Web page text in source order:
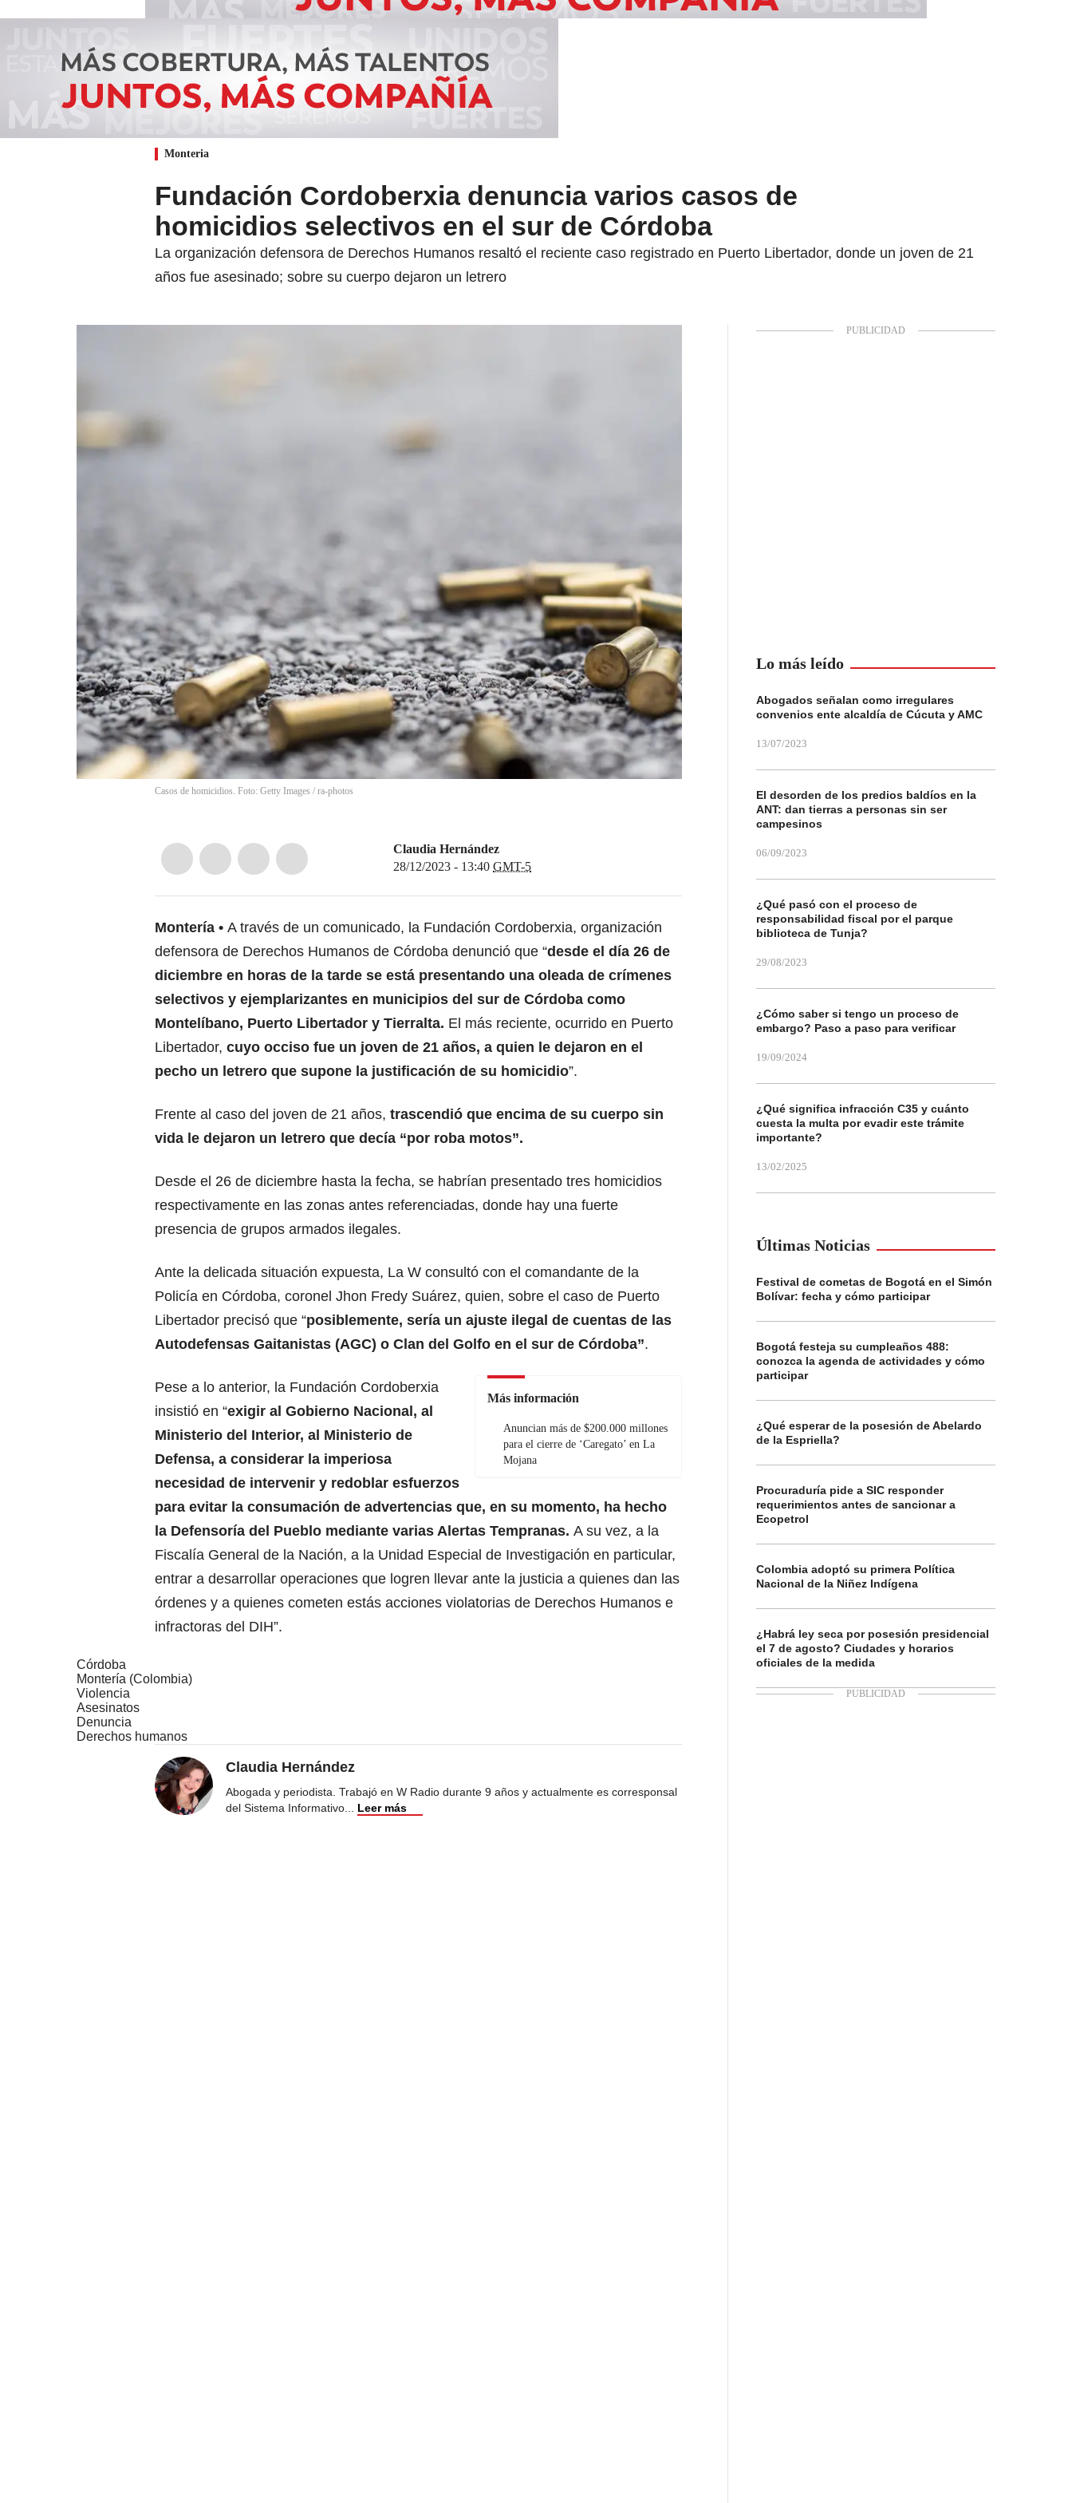
Monteria
Fundación Cordoberxia denuncia varios casos de
homicidios selectivos en el sur de Córdoba
La organización defensora de Derechos Humanos resaltó el reciente caso registrado en Puerto Libertador, donde un joven de 21
años fue asesinado; sobre su cuerpo dejaron un letrero
Casos de homicidios. Foto: Getty Images / ra-photos
Claudia Hernández
28/12/2023 - 13:40 GMT-5
Montería
A través de un comunicado, la Fundación Cordoberxia, organización
defensora de Derechos Humanos de Córdoba denunció que “desde el día 26 de
diciembre en horas de la tarde se está presentando una oleada de crímenes
selectivos y ejemplarizantes en municipios del sur de Córdoba como
Montelíbano, Puerto Libertador y Tierralta. El más reciente, ocurrido en Puerto
Libertador, cuyo occiso fue un joven de 21 años, a quien le dejaron en el
pecho un letrero que supone la justificación de su homicidio”.
Frente al caso del joven de 21 años, trascendió que encima de su cuerpo sin
vida le dejaron un letrero que decía “por roba motos”.
Desde el 26 de diciembre hasta la fecha, se habrían presentado tres homicidios
respectivamente en las zonas antes referenciadas, donde hay una fuerte
presencia de grupos armados ilegales.
Ante la delicada situación expuesta, La W consultó con el comandante de la
Policía en Córdoba, coronel Jhon Fredy Suárez, quien, sobre el caso de Puerto
Libertador precisó que “posiblemente, sería un ajuste ilegal de cuentas de las
Autodefensas Gaitanistas (AGC) o Clan del Golfo en el sur de Córdoba”.
Más información
Anuncian más de $200.000 millones
para el cierre de ‘Caregato’ en La
Mojana
Pese a lo anterior, la Fundación Cordoberxia
insistió en “exigir al Gobierno Nacional, al
Ministerio del Interior, al Ministerio de
Defensa, a considerar la imperiosa
necesidad de intervenir y redoblar esfuerzos
para evitar la consumación de advertencias que, en su momento, ha hecho
la Defensoría del Pueblo mediante varias Alertas Tempranas. A su vez, a la
Fiscalía General de la Nación, a la Unidad Especial de Investigación en particular,
entrar a desarrollar operaciones que logren llevar ante la justicia a quienes dan las
órdenes y a quienes cometen estás acciones violatorias de Derechos Humanos e
infractoras del DIH”.
Córdoba
Montería (Colombia)
Violencia
Asesinatos
Denuncia
Derechos humanos
Claudia Hernández
Abogada y periodista. Trabajó en W Radio durante 9 años y actualmente es corresponsal
del Sistema Informativo... Leer más
Lo más leído
Abogados señalan como irregulares
convenios ente alcaldía de Cúcuta y AMC
13/07/2023
El desorden de los predios baldíos en la
ANT: dan tierras a personas sin ser
campesinos
06/09/2023
¿Qué pasó con el proceso de
responsabilidad fiscal por el parque
biblioteca de Tunja?
29/08/2023
¿Cómo saber si tengo un proceso de
embargo? Paso a paso para verificar
19/09/2024
¿Qué significa infracción C35 y cuánto
cuesta la multa por evadir este trámite
importante?
13/02/2025
Últimas Noticias
Festival de cometas de Bogotá en el Simón
Bolívar: fecha y cómo participar
Bogotá festeja su cumpleaños 488:
conozca la agenda de actividades y cómo
participar
¿Qué esperar de la posesión de Abelardo
de la Espriella?
Procuraduría pide a SIC responder
requerimientos antes de sancionar a
Ecopetrol
Colombia adoptó su primera Política
Nacional de la Niñez Indígena
¿Habrá ley seca por posesión presidencial
el 7 de agosto? Ciudades y horarios
oficiales de la medida